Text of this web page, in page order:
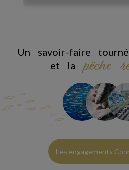
Un savoir-faire
et la pêche
Les engagements